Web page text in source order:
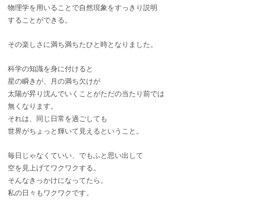
物理学を用いることで自然現象をすっきり説明
することができる。
その楽しさに満ち満ちたひと時となりました。
科学の知識を身に付けると
星の瞬きが、月の満ち欠けが
太陽が昇り沈んでいくことがただの当たり前では
無くなります。
それは、同じ日常を過ごしても
世界がちょっと輝いて見えるということ。
毎日じゃなくていい、でもふと思い出して
空を見上げてワクワクする。
そんなきっかけになってたら。
私の日々もワクワクです。